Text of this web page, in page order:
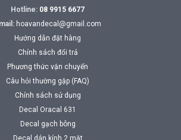
Hotline: 08 9915 6677
hoavandecal@gmail.com
Hướng dẫn đặt hàng
Chính sách đổi trả
Phương thức vận chuyển
Câu hỏi thường gặp (FAQ)
Chính sách sử dụng
Decal Oracal 631
Decal gạch bông
Decal dán kính 2 mặt